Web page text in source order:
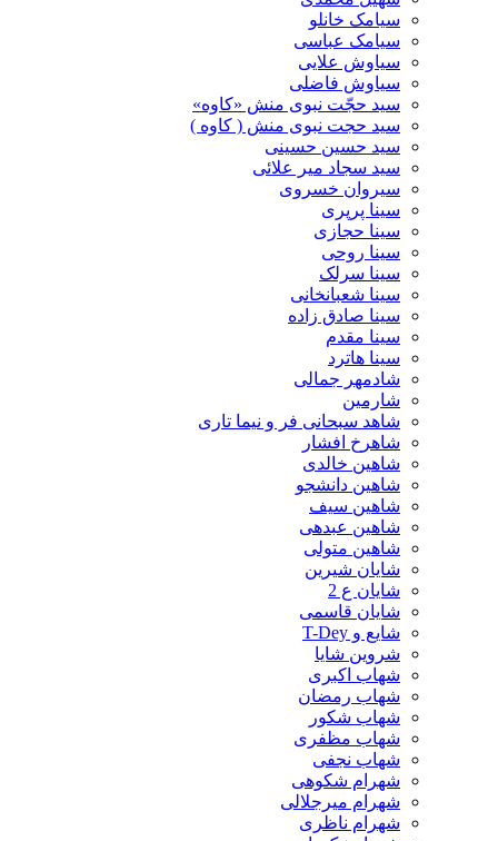
سیامک خانلو
سیامک عباسی
سیاوش علایی
سیاوش فاضلی
سید حجّت نبوی منش «کاوه»
سید حجت نبوی منش ( کاوه )
سید حسین حسینى
سید سجاد میر علائی
سیروان خسروی
سینا پرپری
سینا حجازی
سینا روحی
سینا سرلک
سینا شعبانخانی
سینا صادق زاده
سینا مقدم
سینا هاترد
شادمهر جمالی
شارمین
شاهد سبحانی فر و نیما تاری
شاهرخ افشار
شاهین خالدی
شاهین دانشجو
شاهین سیف
شاهین عبدهی
شاهین متولی
شایان شیرین
شایان ع 2
شایان قاسمی
شایع و T-Dey
شروین شایا
شهاب اکبری
شهاب رمضان
شهاب شکور
شهاب مظفری
شهاب نجفی
شهرام شکوهی
شهرام میرجلالی
شهرام ناظری